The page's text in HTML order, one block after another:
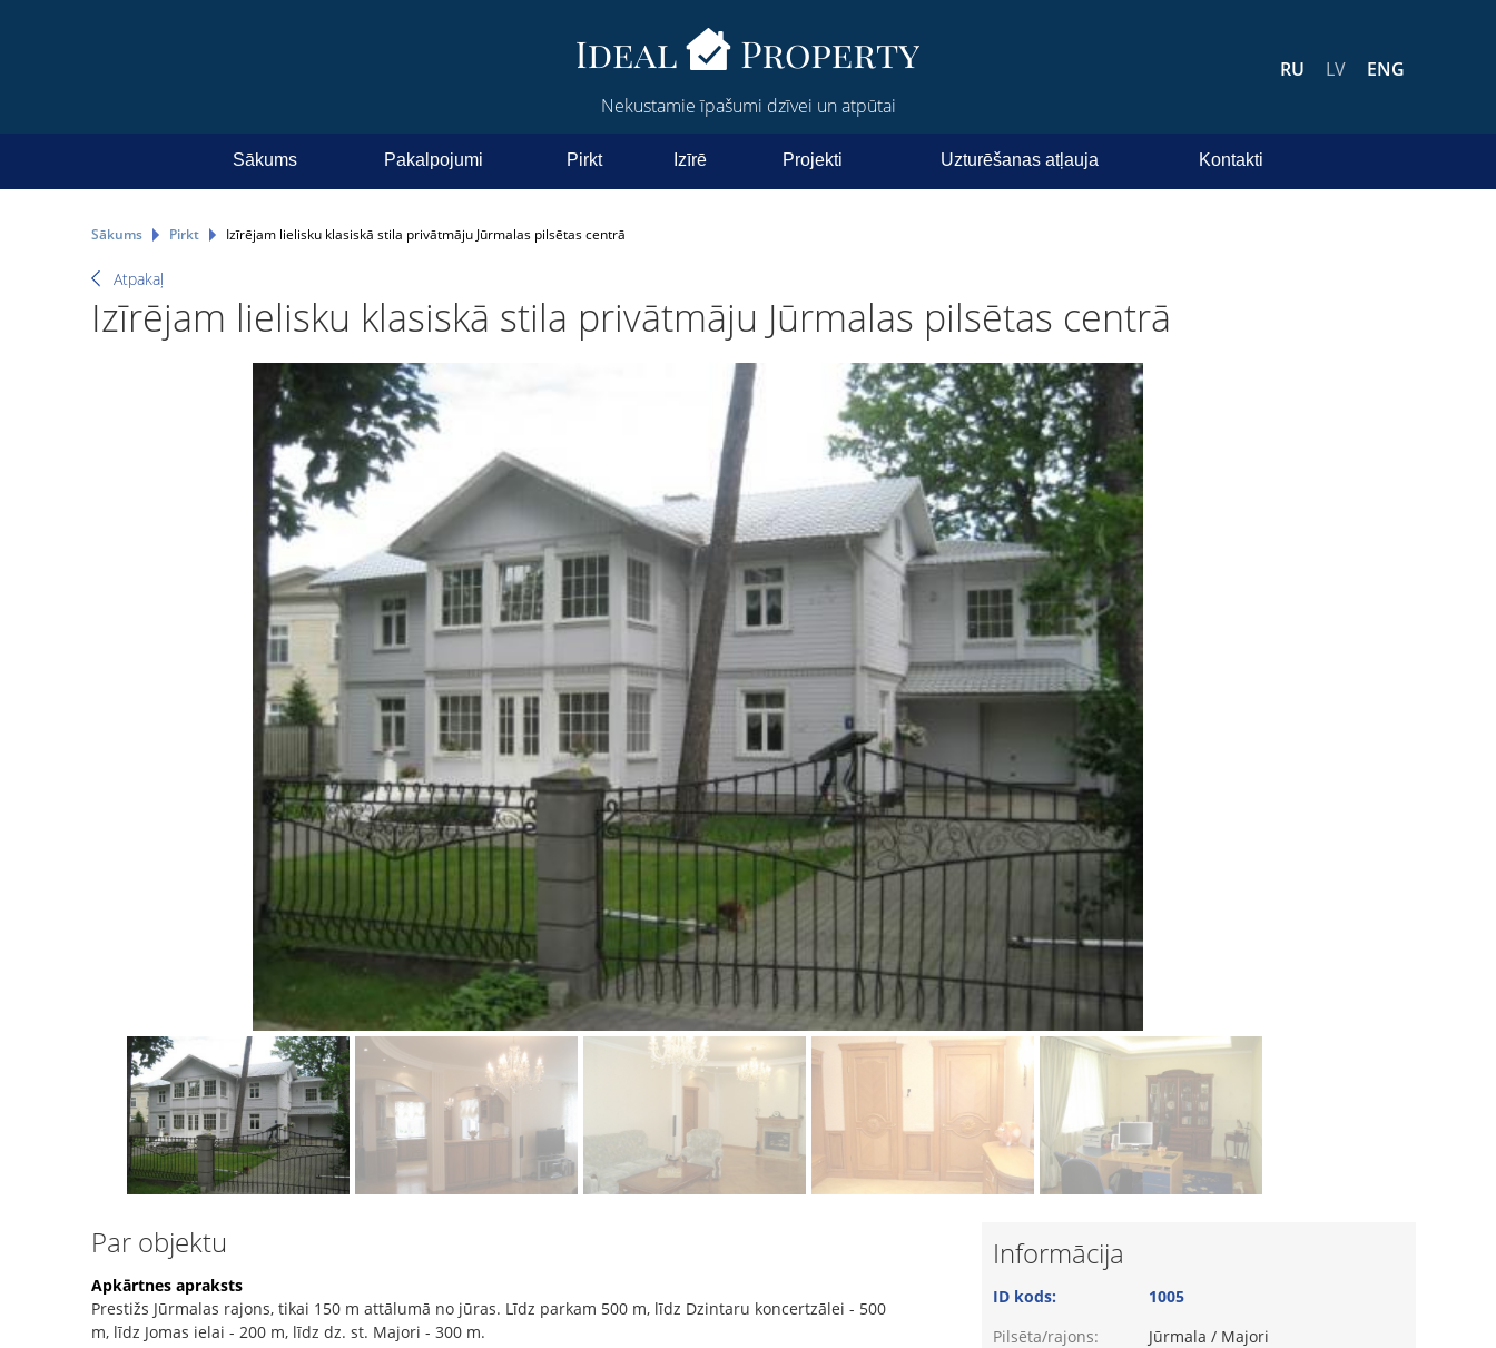
Nekustamie īpašumi dzīvei un atpūtai
RU LV ENG
Sākums Pakalpojumi Pirkt Izīrē Projekti Uzturēšanas atļauja Kontakti
Sākums Pirkt Izīrējam lielisku klasiskā stila privātmāju Jūrmalas pilsētas centrā
Atpakaļ
Izīrējam lielisku klasiskā stila privātmāju Jūrmalas pilsētas centrā
Par objektu
Apkārtnes apraksts
Prestižs Jūrmalas rajons, tikai 150 m attālumā no jūras. Līdz parkam 500 m, līdz Dzintaru koncertzālei - 500
m, līdz Jomas ielai - 200 m, līdz dz. st. Majori - 300 m.
Informācija
ID kods:
1005
Pilsēta/rajons:
Jūrmala / Majori